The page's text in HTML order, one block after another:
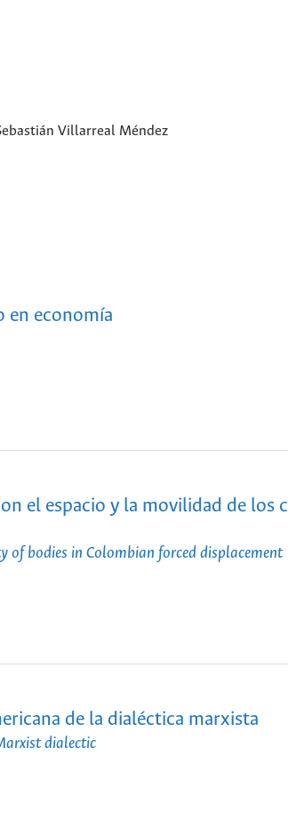
Villarreal Méndez
en economía
el espacio y la movilidad de los
bodies in Colombian forced displacement
de la dialéctica marxista
dialectic